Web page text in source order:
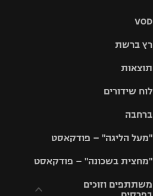
VOD
רץ ברשת
תוצאות
לוח שידורים
ברחבה
"מעל הליגה" – פודקאסט
"מחצית בשכונה" – פודקאסט
משתתפים וזוכים